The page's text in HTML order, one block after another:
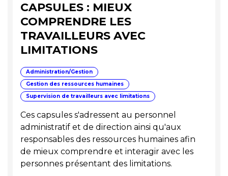
CAPSULES : MIEUX
COMPRENDRE LES
TRAVAILLEURS AVEC
LIMITATIONS
Administration/Gestion
Gestion des ressources humaines
Supervision de travailleurs avec limitations
Ces capsules s'adressent au personnel
administratif et de direction ainsi qu'aux
responsables des ressources humaines afin
de mieux comprendre et interagir avec les
personnes présentant des limitations.